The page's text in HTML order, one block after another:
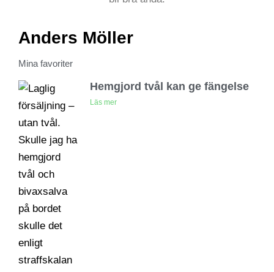
Anders Möller
Mina favoriter
Hemgjord tvål kan ge fängelse
Läs mer